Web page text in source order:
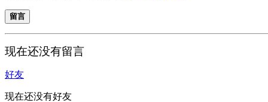
留言
现在还没有留言
好友
现在还没有好友